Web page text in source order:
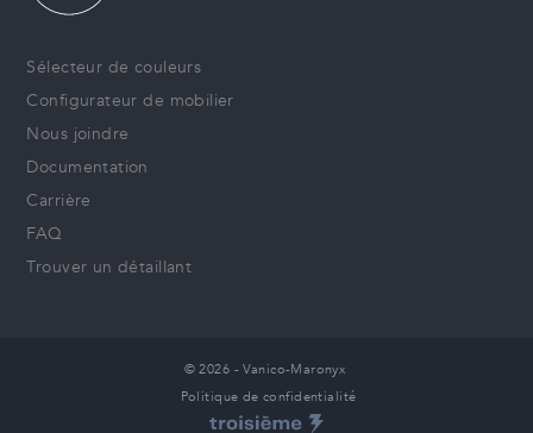
Sélecteur de couleurs
Configurateur de mobilier
Nous joindre
Documentation
Carrière
FAQ
Trouver un détaillant
© 2026 - Vanico-Maronyx
Politique de confidentialité